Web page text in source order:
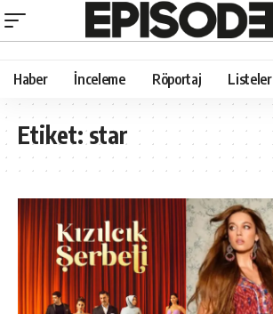
Haber İnceleme Röportaj Listeler
Etiket:star